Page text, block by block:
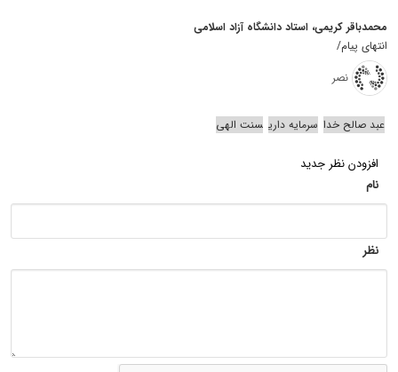
محمدباقر کریمی، استاد دانشگاه آزاد اسلامی
انتهای پیام/
نصر
عبد صالح خدا سرمایه داری سنت الهی
افزودن نظر جدید
نام
نظر